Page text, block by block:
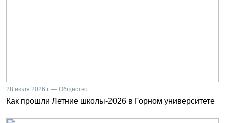
28 июля 2026 г. — Общество
Как прошли Летние школы-2026 в Горном университете